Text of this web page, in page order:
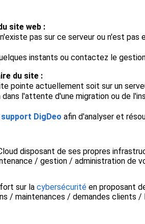
site web :
pas sur ce serveur ou n'est pas
instants ou contactez le
du site :
pointe actuellement soit sur un
l'attente d'une migration ou de
support DigDeo afin d'analyser et
disposant de ses propres
/ gestion / administration de
fort sur lacybersécurité en proposant
/ maintenances / demandes clients /